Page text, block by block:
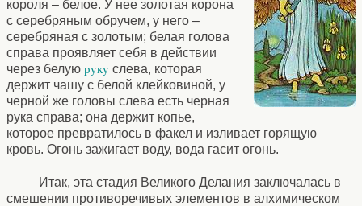
короля – белое. У нее золотая корона
с серебряным обручем, у него –
серебряная с золотым; белая голова
справа проявляет себя в действии
через белую руку слева, которая
держит чашу с белой клейковиной, у
черной же головы слева есть черная
рука справа; она держит копье,
которое превратилось в факел и изливает горящую
кровь. Огонь зажигает воду, вода гасит огонь.
Итак, эта стадия Великого Делания заключалась в
смешении противоречивых элементов в алхимическом